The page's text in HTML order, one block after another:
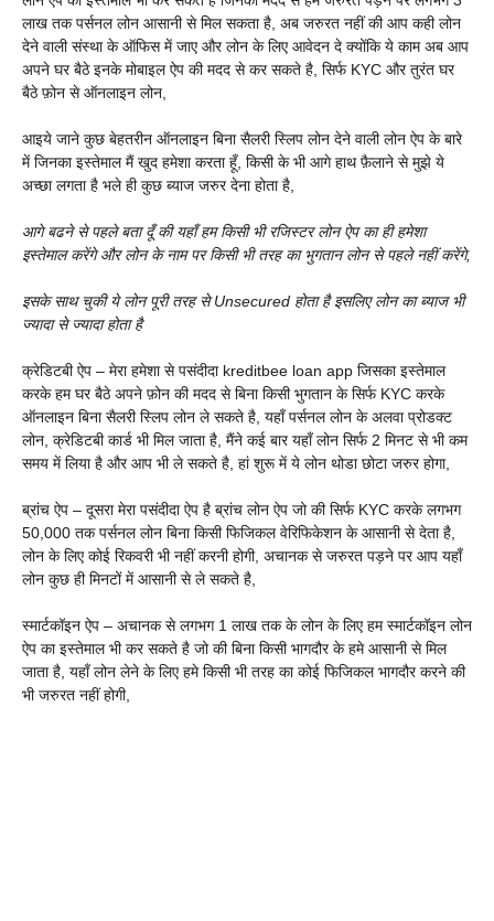
लाख तक पर्सनल लोन आसानी से मिल सकता है, अब जरुरत नहीं की आप कही लोन
देने वाली संस्था के ऑफिस में जाए और लोन के लिए आवेदन दे क्योंकि ये काम अब आप
अपने घर बैठे इनके मोबाइल ऐप की मदद से कर सकते है, सिर्फ KYC और तुरंत घर
बैठे फ़ोन से ऑनलाइन लोन,
आइये जाने कुछ बेहतरीन ऑनलाइन बिना सैलरी स्लिप लोन देने वाली लोन ऐप के बारे
में जिनका इस्तेमाल मैं खुद हमेशा करता हूँ, किसी के भी आगे हाथ फ़ैलाने से मुझे ये
अच्छा लगता है भले ही कुछ ब्याज जरुर देना होता है,
आगे बढने से पहले बता दूँ की यहाँ हम किसी भी रजिस्टर लोन ऐप का ही हमेशा
इस्तेमाल करेंगे और लोन के नाम पर किसी भी तरह का भुगतान लोन से पहले नहीं करेंगे,
इसके साथ चुकी ये लोन पूरी तरह से Unsecured होता है इसलिए लोन का ब्याज भी
ज्यादा से ज्यादा होता है
क्रेडिटबी ऐप – मेरा हमेशा से पसंदीदा kreditbee loan app जिसका इस्तेमाल
करके हम घर बैठे अपने फ़ोन की मदद से बिना किसी भुगतान के सिर्फ KYC करके
ऑनलाइन बिना सैलरी स्लिप लोन ले सकते है, यहाँ पर्सनल लोन के अलवा प्रोडक्ट
लोन, क्रेडिटबी कार्ड भी मिल जाता है, मैंने कई बार यहाँ लोन सिर्फ 2 मिनट से भी कम
समय में लिया है और आप भी ले सकते है, हां शुरू में ये लोन थोडा छोटा जरुर होगा,
ब्रांच ऐप – दूसरा मेरा पसंदीदा ऐप है ब्रांच लोन ऐप जो की सिर्फ KYC करके लगभग
50,000 तक पर्सनल लोन बिना किसी फिजिकल वेरिफिकेशन के आसानी से देता है,
लोन के लिए कोई रिकवरी भी नहीं करनी होगी, अचानक से जरुरत पड़ने पर आप यहाँ
लोन कुछ ही मिनटों में आसानी से ले सकते है,
स्मार्टकॉइन ऐप – अचानक से लगभग 1 लाख तक के लोन के लिए हम स्मार्टकॉइन लोन
ऐप का इस्तेमाल भी कर सकते है जो की बिना किसी भागदौर के हमे आसानी से मिल
जाता है, यहाँ लोन लेने के लिए हमे किसी भी तरह का कोई फिजिकल भागदौर करने की
भी जरुरत नहीं होगी,